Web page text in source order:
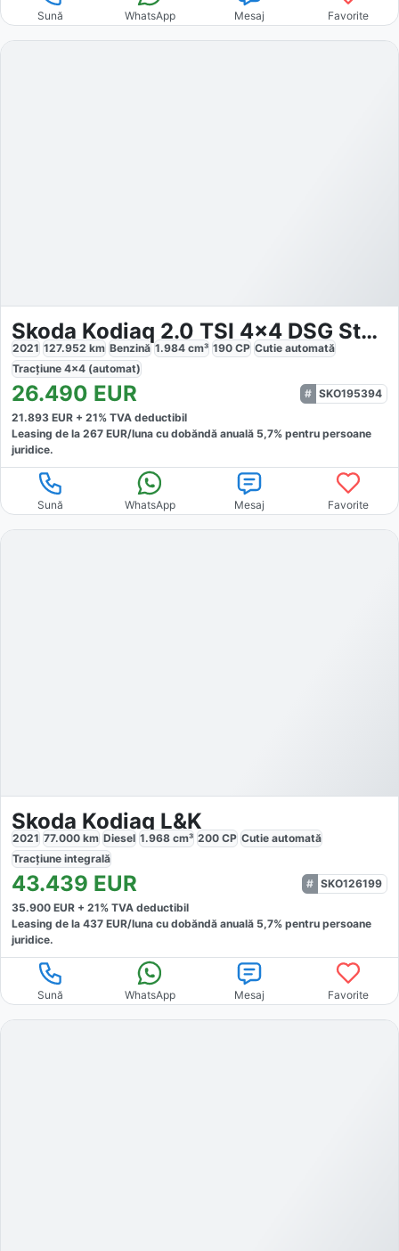
Sună WhatsApp Mesaj Favorite
Skoda Kodiaq 2.0 TSI 4x4 DSG Style
2021 127.952 km Benzină 1.984 cm³ 190 CP Cutie automată
Tracțiune 4x4 (automat)
26.490 EUR
SKO195394
21.893 EUR + 21% TVA deductibil
Leasing de la 267 EUR/luna cu dobăndă anuală 5,7% pentru persoane
juridice.
Sună WhatsApp Mesaj Favorite
Skoda Kodiaq L&K
2021 77.000 km Diesel 1.968 cm³ 200 CP Cutie automată
Tracțiune integrală
43.439 EUR
SKO126199
35.900 EUR + 21% TVA deductibil
Leasing de la 437 EUR/luna cu dobăndă anuală 5,7% pentru persoane
juridice.
Sună WhatsApp Mesaj Favorite